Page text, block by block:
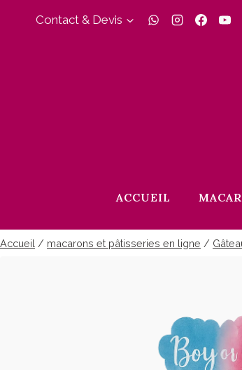
Contact & Devis
ACCUEIL
Accueil / macarons et pâtisseries en ligne /